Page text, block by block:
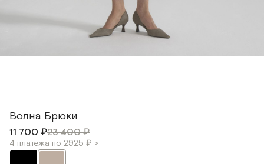
Волна Брюки
11 700 ₽23 400 ₽
4 платежа по 2925 ₽ >